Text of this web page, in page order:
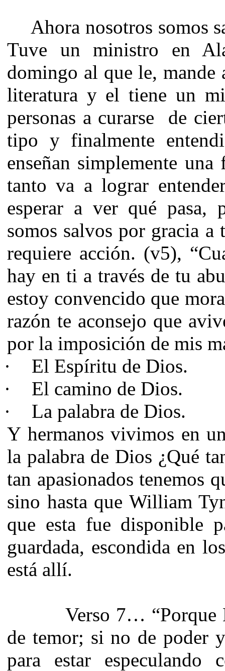
Ahora nosotros somos
Tuve un ministro en
domingo al que le, mande
literatura y el tiene un
personas a curarse de
tipo y finalmente
enseñan simplemente
tanto va a lograr
esperar a ver qué pasa,
somos salvos por gracia a
requiere acción. (v5),
hay en ti a través de tu
estoy convencido que
razón te aconsejo que
por la imposición de mis
·
El Espíritu de Dios.
·
El camino de Dios.
·
La palabra de Dios.
Y hermanos vivimos en
la palabra de Dios ¿Qué
tan apasionados tenemos
sino hasta que William
que esta fue disponible
guardada, escondida en
está allí.
Verso 7… “Porque
de temor; si no de poder
para estar